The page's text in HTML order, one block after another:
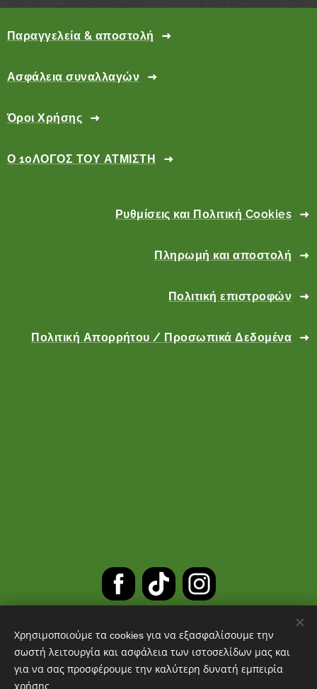
Παραγγελεία & αποστολή
Ασφάλεια συναλλαγών
Όροι Χρήσης
Ο 10ΛΟΓΟΣ ΤΟΥ ΑΤΜΙΣΤΗ
Ρυθμίσεις και Πολιτική Cookies
Πληρωμή και αποστολή
Πολιτική επιστροφών
Πολιτική Απορρήτου / Προσωπικά Δεδομένα
ΔΩΡΕΑΝ ΜΕΤΑΦΟΡΙΚΑ ΓΙΑ
ΠΑΡΑΓΓΕΛΙΕΣ ΑΝΩ ΤΩΝ 30 ΕΥΡΩ
Χρησιμοποιούμε τα cookies για να εξασφαλίσουμε την
σωστή λειτουργία και ασφάλεια των ιστοσελίδων μας και
για να σας προσφέρουμε την καλύτερη δυνατή εμπειρία
χρήσης.